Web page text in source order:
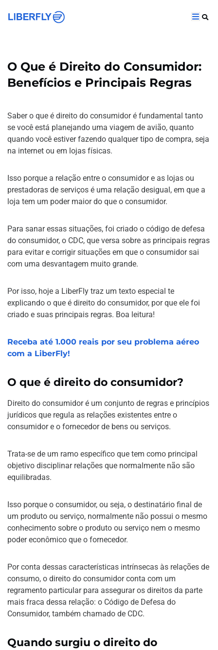
O Que é Direito do Consumidor:
Benefícios e Principais Regras
Saber o que é direito do consumidor é fundamental tanto
se você está planejando uma viagem de avião, quanto
quando você estiver fazendo qualquer tipo de compra, seja
na internet ou em lojas físicas.
Isso porque a relação entre o consumidor e as lojas ou
prestadoras de serviços é uma relação desigual, em que a
loja tem um poder maior do que o consumidor.
Para sanar essas situações, foi criado o código de defesa
do consumidor, o CDC, que versa sobre as principais regras
para evitar e corrigir situações em que o consumidor sai
com uma desvantagem muito grande.
Por isso, hoje a LiberFly traz um texto especial te
explicando o que é direito do consumidor, por que ele foi
criado e suas principais regras. Boa leitura!
Receba até 1.000 reais por seu problema aéreo
com a LiberFly!
O que é direito do consumidor?
Direito do consumidor é um conjunto de regras e princípios
jurídicos que regula as relações existentes entre o
consumidor e o fornecedor de bens ou serviços.
Trata-se de um ramo específico que tem como principal
objetivo disciplinar relações que normalmente não são
equilibradas.
Isso porque o consumidor, ou seja, o destinatário final de
um produto ou serviço, normalmente não possui o mesmo
conhecimento sobre o produto ou serviço nem o mesmo
poder econômico que o fornecedor.
Por conta dessas características intrínsecas às relações de
consumo, o direito do consumidor conta com um
regramento particular para assegurar os direitos da parte
mais fraca dessa relação: o Código de Defesa do
Consumidor, também chamado de CDC.
Quando surgiu o direito do